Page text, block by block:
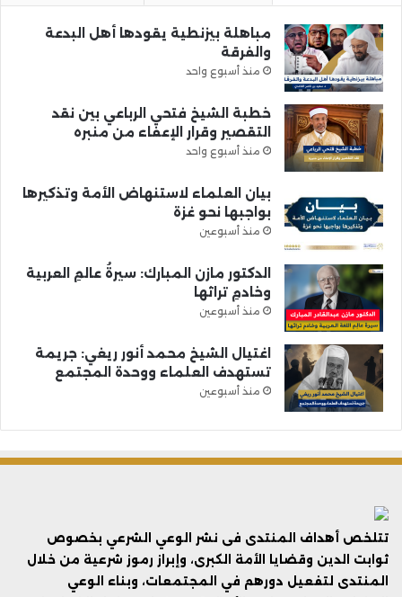
مباهلة بيزنطية يقودها أهل البدعة
والفرقة
منذ أسبوع واحد
خطبة الشيخ فتحي الرباعي بين نقد
التقصير وقرار الإعفاء من منبره
منذ أسبوع واحد
بيان العلماء لاستنهاض الأمة وتذكيرها
بواجبها نحو غزة
منذ أسبوعين
الدكتور مازن المبارك: سيرةُ عالمِ العربية
وخادمِ تراثها
منذ أسبوعين
اغتيال الشيخ محمد أنور ريغي: جريمة
تستهدف العلماء ووحدة المجتمع
منذ أسبوعين
تتلخص أهداف المنتدى فى نشر الوعي الشرعي بخصوص
ثوابت الدين وقضايا الأمة الكبرى، وإبراز رموز شرعية من خلال
المنتدى لتفعيل دورهم في المجتمعات، وبناء الوعي